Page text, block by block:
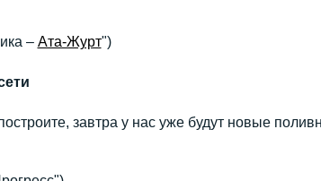
– Ата-Журт")
завтра у нас уже будут новые